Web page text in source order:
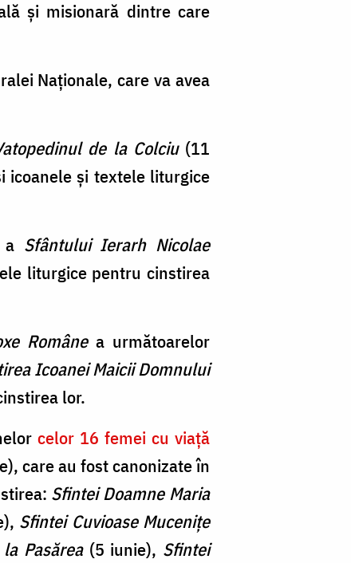
și misionară dintre care
Naționale, care va avea
de la Colciu(11
și textele liturgice
Sfântului Ierarh Nicolae
liturgice pentru cinstirea
Românea următoarelor
Icoanei Maicii Domnului
lor.
celor 16 femei cu viață
care au fost canonizate în
Sfintei Doamne Maria
Sfintei Cuvioase Mucenițe
Pasărea(5 iunie), Sfintei